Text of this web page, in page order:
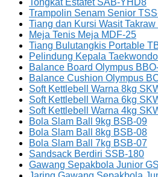
Tongkat Estafet SAB-YHD8
Trampolin Senam Senior
Tiang dan Kursi Wasit
Meja Tenis Meja MDF-25
Tiang Bulutangkis Portable
Pelindung Kepala
Balance Board Olympus
Balance Cushion Olympus
Soft Kettlebell Warna 8kg
Soft Kettlebell Warna 6kg
Soft Kettlebell Warna 4kg
Bola Slam Ball 9kg BSB-09
Bola Slam Ball 8kg BSB-08
Bola Slam Ball 7kg BSB-07
Sandsack Berdiri SSB-180
Gawang Sepakbola Junior